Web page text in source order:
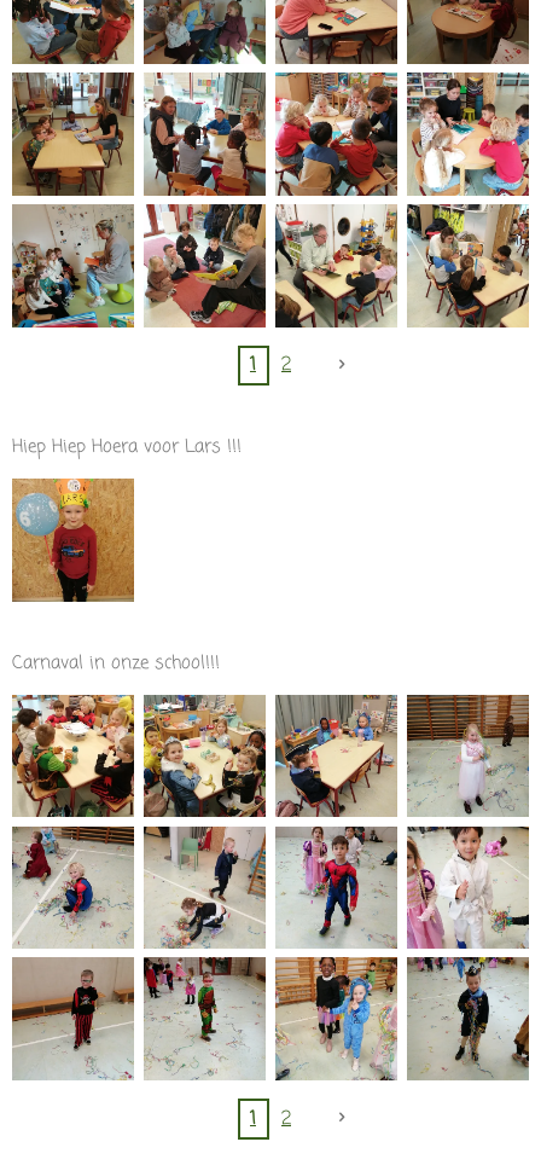
1 2
Hiep Hiep Hoera voor Lars !!!
Carnaval in onze school!!!
1 2